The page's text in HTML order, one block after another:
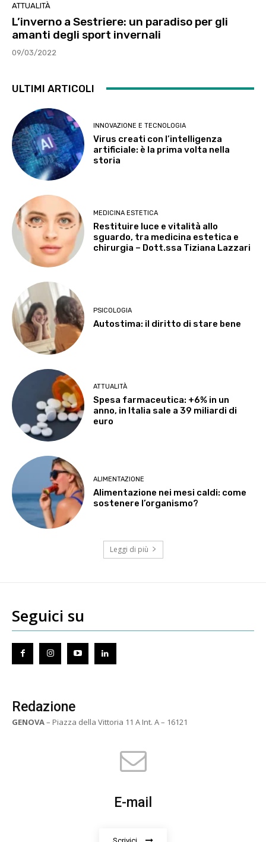
ATTUALITÀ
L’inverno a Sestriere: un paradiso per gli
amanti degli sport invernali
09/03/2022
ULTIMI ARTICOLI
INNOVAZIONE E TECNOLOGIA
Virus creati con l’intelligenza
artificiale: è la prima volta nella
storia
MEDICINA ESTETICA
Restituire luce e vitalità allo
sguardo, tra medicina estetica e
chirurgia – Dott.ssa Tiziana Lazzari
PSICOLOGIA
Autostima: il diritto di stare bene
ATTUALITÀ
Spesa farmaceutica: +6% in un
anno, in Italia sale a 39 miliardi di
euro
ALIMENTAZIONE
Alimentazione nei mesi caldi: come
sostenere l’organismo?
Leggi di più
Seguici su
Redazione
GENOVA– Piazza della Vittoria 11 A Int. A – 16121
E-mail
Scrivici